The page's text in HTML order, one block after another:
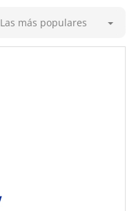
Las más populares